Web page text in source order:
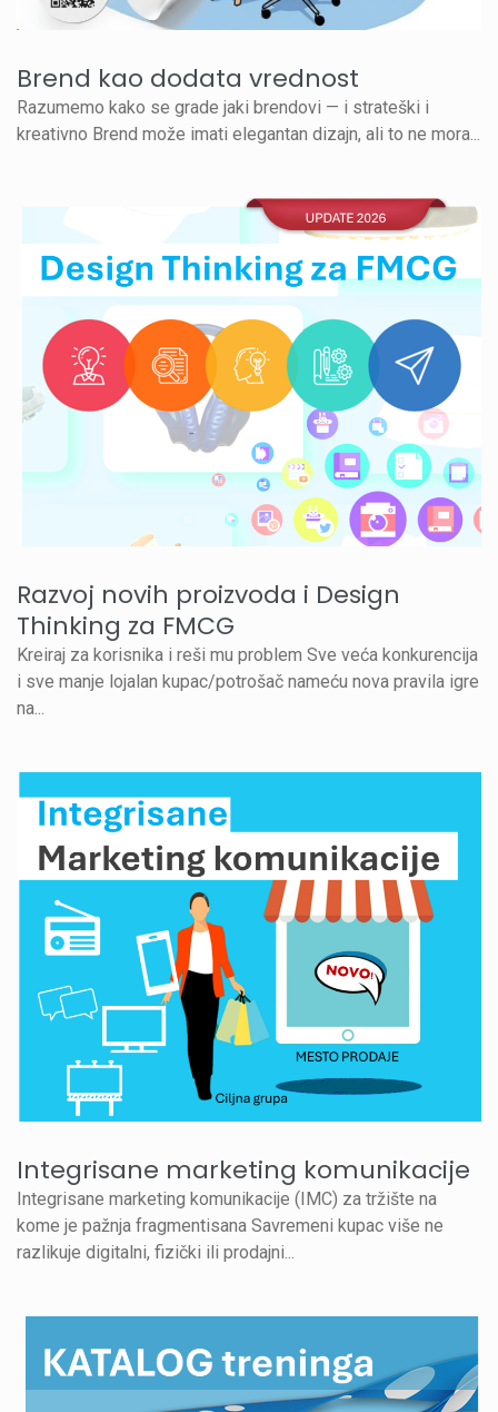
Brend kao dodata vrednost
Razumemo kako se grade jaki brendovi — i strateški i
kreativno Brend može imati elegantan dizajn, ali to ne mora...
Razvoj novih proizvoda i Design
Thinking za FMCG
Kreiraj za korisnika i reši mu problem Sve veća konkurencija
i sve manje lojalan kupac/potrošač nameću nova pravila igre
na...
Integrisane marketing komunikacije
Integrisane marketing komunikacije (IMC) za tržište na
kome je pažnja fragmentisana Savremeni kupac više ne
razlikuje digitalni, fizički ili prodajni...